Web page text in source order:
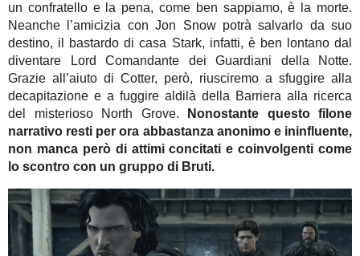
un confratello e la pena, come ben sappiamo, è la morte.
Neanche l’amicizia con Jon Snow potrà salvarlo da suo
destino, il bastardo di casa Stark, infatti, è ben lontano dal
diventare Lord Comandante dei Guardiani della Notte.
Grazie all’aiuto di Cotter, però, riusciremo a sfuggire alla
decapitazione e a fuggire aldilà della Barriera alla ricerca
del misterioso North Grove.
Nonostante questo filone
narrativo resti per ora abbastanza anonimo e ininfluente,
non manca però di attimi concitati e coinvolgenti come
lo scontro con un gruppo di Bruti.